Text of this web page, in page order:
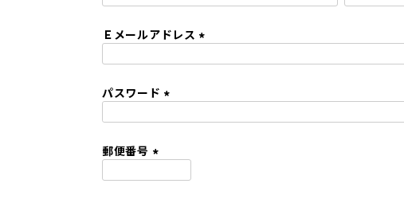
須
Ｅメールアドレス
パスワード
郵便番号